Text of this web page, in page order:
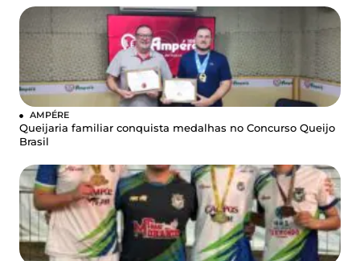
AMPÉRE
Queijaria familiar conquista medalhas no Concurso Queijo
Brasil